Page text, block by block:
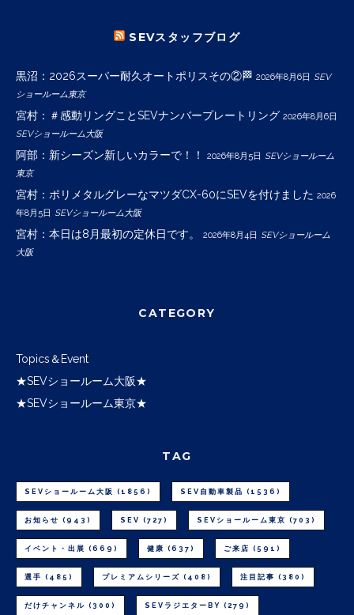
SEVスタッフブログ
黒沼：2026スーパー耐久オートポリスその②🏁 2026年8月6日 SEV
ショールーム東京
宮村：＃感動リングことSEVナンバープレートリング 2026年8月6日
SEVショールーム大阪
阿部：新シーズン新しいカラーで！！ 2026年8月5日 SEVショールーム
東京
宮村：ポリメタルグレーなマツダCX-60にSEVを付けました 2026
年8月5日 SEVショールーム大阪
宮村：本日は8月最初の定休日です。 2026年8月4日 SEVショールーム
大阪
CATEGORY
Topics＆Event
★SEVショールーム大阪★
★SEVショールーム東京★
TAG
SEVショールーム大阪 (1856) SEV自動車製品 (1536)
お知らせ (943) SEV (727) SEVショールーム東京 (703)
イベント・出展 (669) 健康 (637) ご来店 (591)
選手 (485) プレミアムシリーズ (408) 注目記事 (380)
だけチャンネル (300) SEVラジエターBY (279)